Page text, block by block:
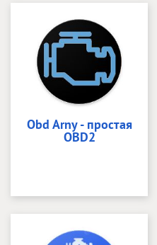
Obd Arny - простая
OBD2